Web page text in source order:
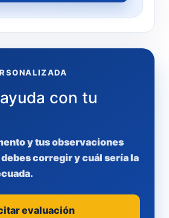
con tu
y tus observaciones
corregir y cuál sería la
evaluación